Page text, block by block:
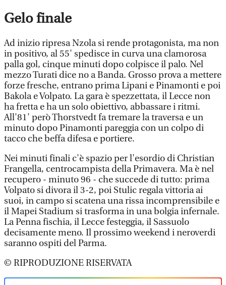
Gelo finale
Ad inizio ripresa Nzola si rende protagonista, ma non
in positivo, al 55' spedisce in curva una clamorosa
palla gol, cinque minuti dopo colpisce il palo. Nel
mezzo Turati dice no a Banda. Grosso prova a mettere
forze fresche, entrano prima Lipani e Pinamonti e poi
Bakola e Volpato. La gara è spezzettata, il Lecce non
ha fretta e ha un solo obiettivo, abbassare i ritmi.
All'81' però Thorstvedt fa tremare la traversa e un
minuto dopo Pinamonti pareggia con un colpo di
tacco che beffa difesa e portiere.
Nei minuti finali c'è spazio per l'esordio di Christian
Frangella, centrocampista della Primavera. Ma è nel
recupero - minuto 96 - che succede di tutto: prima
Volpato si divora il 3-2, poi Stulic regala vittoria ai
suoi, in campo si scatena una rissa incomprensibile e
il Mapei Stadium si trasforma in una bolgia infernale.
La Penna fischia, il Lecce festeggia, il Sassuolo
decisamente meno. Il prossimo weekend i neroverdi
saranno ospiti del Parma.
© RIPRODUZIONE RISERVATA